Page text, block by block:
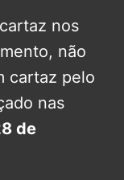
nos
não
cartaz pelo
nas
de